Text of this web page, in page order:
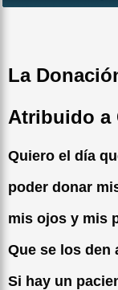
La
Atribuido a
Quiero el día
poder donar
mis ojos y mis
Que se los den
Si hay un